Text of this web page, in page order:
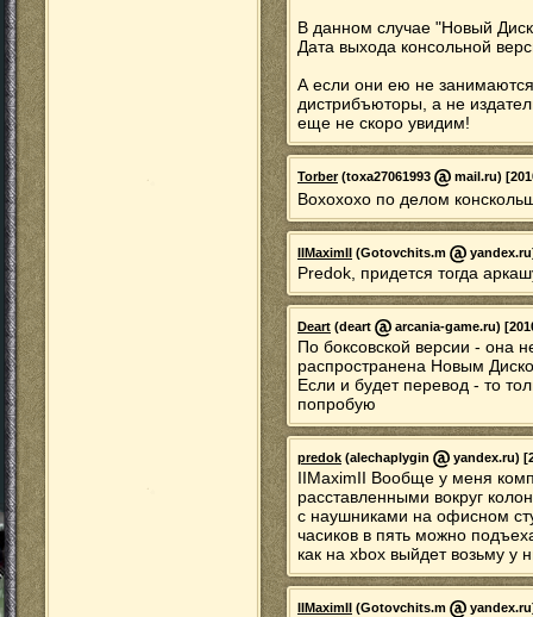
В данном случае "Новый
Дата выхода консольной
А если они ею не
дистрибъюторы, а не
еще не скоро увидим!
Torber(toxa27061993 mail.ru)
Вохохохо по делом
IIMaximII (Gotovchits.m
Predok, придется тогда
Deart (deart arcania-game.ru)
По боксовской версии - она
распространена Новым
Если и будет перевод - то
попробую
predok (alechaplygin yandex.ru)
IIMaximII Вообще у меня
расставленными вокруг
с наушниками на офисном
часиков в пять можно
как на xbox выйдет возьму у
IIMaximII (Gotovchits.m